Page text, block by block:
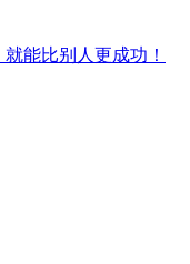
能比别人更成功！